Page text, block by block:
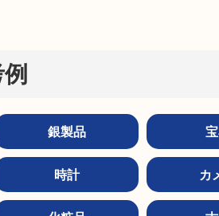
銀製品
時計 カ